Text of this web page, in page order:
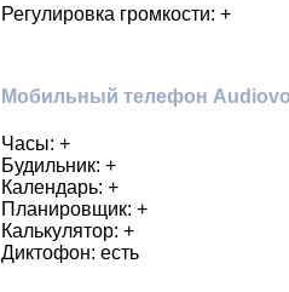
Регулировка громкости: +
Мобильный телефон
Часы: +
Будильник: +
Календарь: +
Планировщик: +
Калькулятор: +
Диктофон: есть